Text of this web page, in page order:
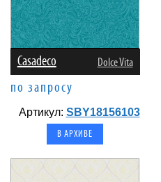
Casadeco Dolce Vita
по запросу
Артикул: SBY18156103
В АРХИВЕ